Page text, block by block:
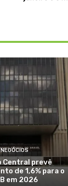
NEGÓCIOS
Central prevê
de 1,6% para o
em 2026